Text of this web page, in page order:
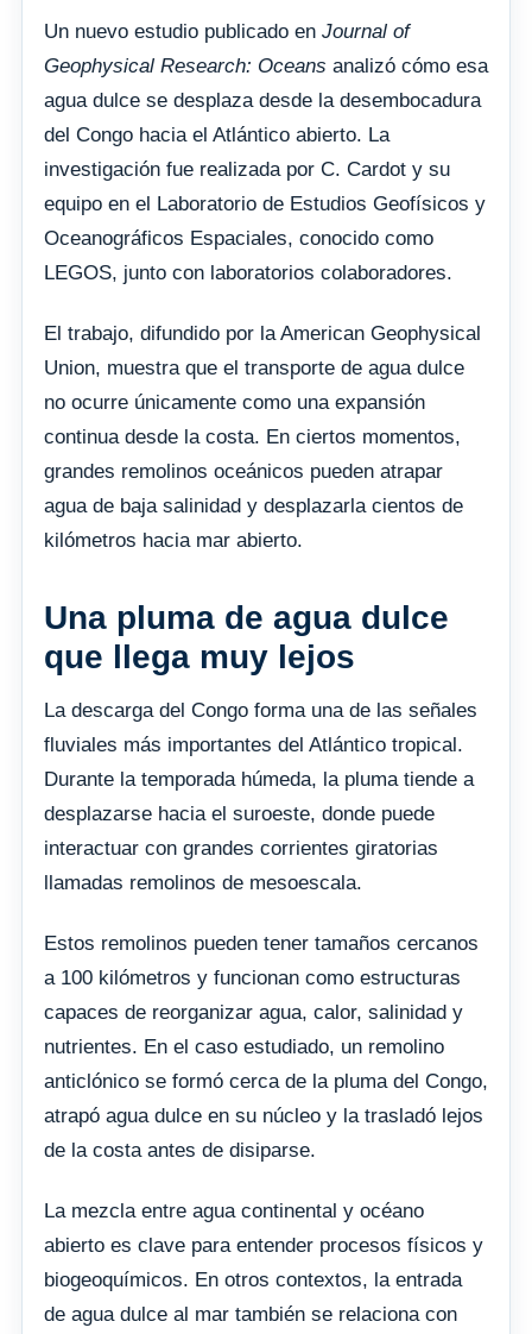
Un nuevo estudio publicado en Journal of
Geophysical Research: Oceans analizó cómo esa
agua dulce se desplaza desde la desembocadura
del Congo hacia el Atlántico abierto. La
investigación fue realizada por C. Cardot y su
equipo en el Laboratorio de Estudios Geofísicos y
Oceanográficos Espaciales, conocido como
LEGOS, junto con laboratorios colaboradores.
El trabajo, difundido por la American Geophysical
Union, muestra que el transporte de agua dulce
no ocurre únicamente como una expansión
continua desde la costa. En ciertos momentos,
grandes remolinos oceánicos pueden atrapar
agua de baja salinidad y desplazarla cientos de
kilómetros hacia mar abierto.
Una pluma de agua dulce
que llega muy lejos
La descarga del Congo forma una de las señales
fluviales más importantes del Atlántico tropical.
Durante la temporada húmeda, la pluma tiende a
desplazarse hacia el suroeste, donde puede
interactuar con grandes corrientes giratorias
llamadas remolinos de mesoescala.
Estos remolinos pueden tener tamaños cercanos
a 100 kilómetros y funcionan como estructuras
capaces de reorganizar agua, calor, salinidad y
nutrientes. En el caso estudiado, un remolino
anticlónico se formó cerca de la pluma del Congo,
atrapó agua dulce en su núcleo y la trasladó lejos
de la costa antes de disiparse.
La mezcla entre agua continental y océano
abierto es clave para entender procesos físicos y
biogeoquímicos. En otros contextos, la entrada
de agua dulce al mar también se relaciona con